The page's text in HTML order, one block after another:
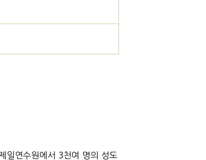
일연수원에서 3천여 명의 성도